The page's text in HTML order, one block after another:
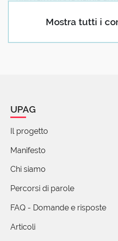
Mostra tutti i
Giancarlos Stellini
Affettazione è il suo
UPAG
Il progetto
Manifesto
Chi siamo
Percorsi di parole
FAQ - Domande e risposte
Articoli